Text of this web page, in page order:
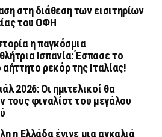
στη διάθεση των εισιτηρίων
του ΟΦΗ
η παγκόσμια
Ισπανία: Έσπασε το
αήττητο ρεκόρ της Ιταλίας!
2026: Οι ημιτελικοί θα
τους φιναλίστ του μεγάλου
η Ελλάδα έγινε μια αγκαλιά